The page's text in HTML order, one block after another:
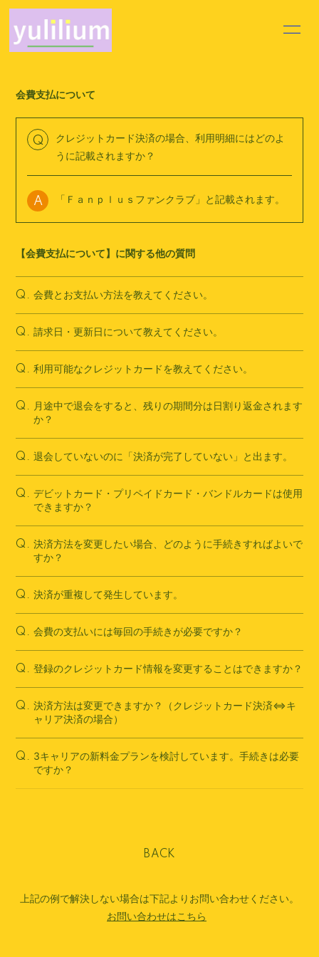
PROFILE
DISCOGRAPHY MOVIE
Q&A
会員登録 ログイン
会費支払について
Q
クレジットカード決済の場合、利用明細にはどのよ
うに記載されますか？
A 「Ｆａｎｐｌｕｓファンクラブ」と記載されます。
【会費支払について】に関する他の質問
Q. 会費とお支払い方法を教えてください。
Q. 請求日・更新日について教えてください。
Q. 利用可能なクレジットカードを教えてください。
Q. 月途中で退会をすると、残りの期間分は日割り返金されます
か？
Q. 退会していないのに「決済が完了していない」と出ます。
Q. デビットカード・プリペイドカード・バンドルカードは使用
できますか？
Q. 決済方法を変更したい場合、どのように手続きすればよいで
すか？
Q. 決済が重複して発生しています。
Q. 会費の支払いには毎回の手続きが必要ですか？
Q. 登録のクレジットカード情報を変更することはできますか？
Q. 決済方法は変更できますか？（クレジットカード決済⇔キ
ャリア決済の場合）
Q. 3キャリアの新料金プランを検討しています。手続きは必要
ですか？
BACK
上記の例で解決しない場合は下記よりお問い合わせください。
お問い合わせはこちら